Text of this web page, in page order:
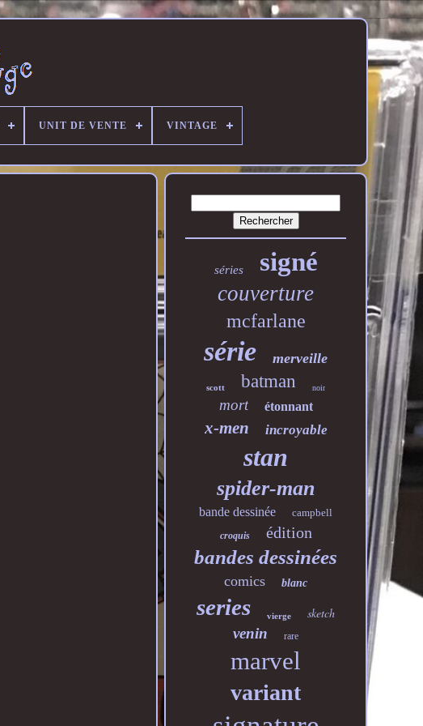
UNIT DE VENTE VINTAGE
séries signé
couverture
mcfarlane
série merveille
scott batman noir
mort étonnant
x-men incroyable
stan
spider-man
bande dessinée campbell
croquis édition
bandes dessinées
comics blanc
series vierge sketch
venin rare
marvel
variant